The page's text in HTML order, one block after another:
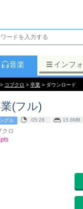
音楽 インフォ
> コブクロ > 卒業 > ダウンロード
(フル)
グル 05:28 15.8MB
クロ